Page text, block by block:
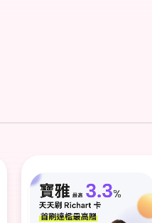
新申辦台新Richart卡首
即享券